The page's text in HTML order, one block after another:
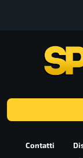
Contatti